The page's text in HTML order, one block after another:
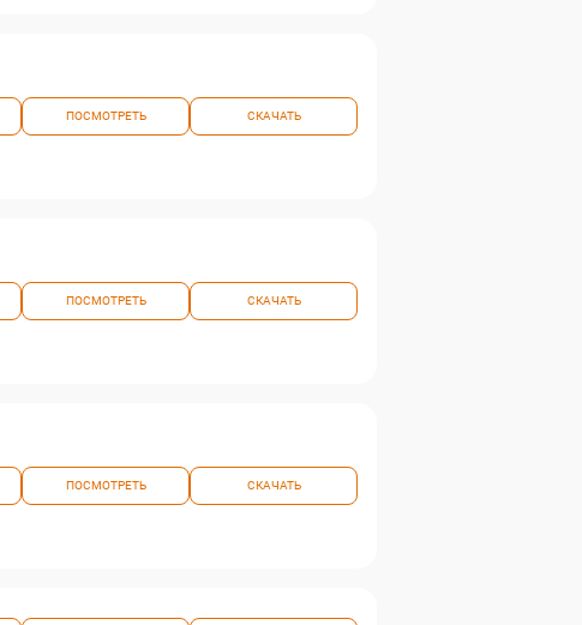
ПОСМОТРЕТЬ СКАЧАТЬ
ПОСМОТРЕТЬ СКАЧАТЬ
ПОСМОТРЕТЬ СКАЧАТЬ